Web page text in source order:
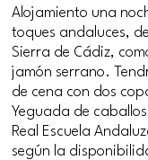
Alojamiento una
toques andaluces,
Sierra de Cádiz,
jamón serrano.
de cena con dos
Yeguada de
Real Escuela
según la